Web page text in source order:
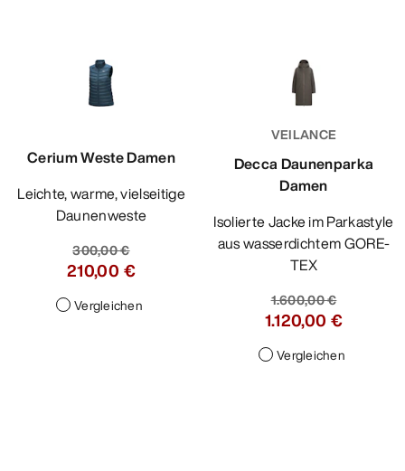
Cerium Weste Damen
Leichte, warme, vielseitige
Daunenweste
300,00 €
210,00 €
Vergleichen
VEILANCE
Decca Daunenparka
Damen
Isolierte Jacke im Parkastyle
aus wasserdichtem GORE-
TEX
1.600,00 €
1.120,00 €
Vergleichen